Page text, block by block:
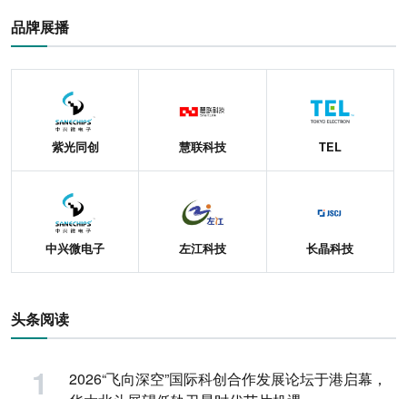
品牌展播
紫光同创 慧联科技 TEL
中兴微电子 左江科技 长晶科技
头条阅读
2026“飞向深空”国际科创合作发展论坛于港启幕，